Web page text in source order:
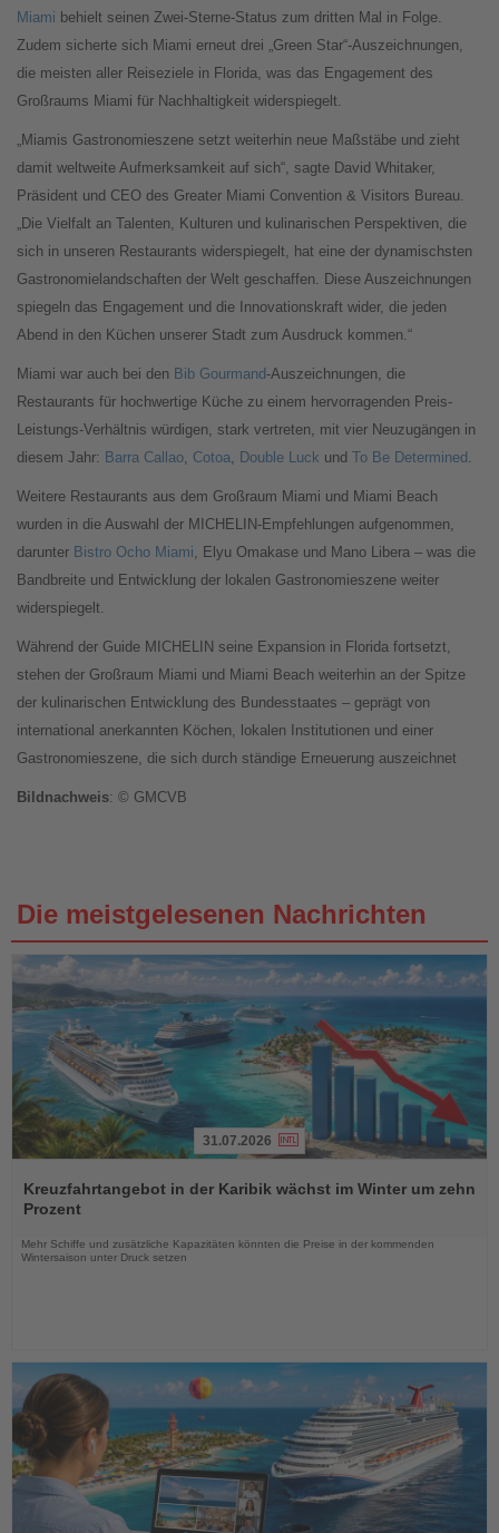
Miami behielt seinen Zwei-Sterne-Status zum dritten Mal in Folge.
Zudem sicherte sich Miami erneut drei „Green Star“-Auszeichnungen,
die meisten aller Reiseziele in Florida, was das Engagement des
Großraums Miami für Nachhaltigkeit widerspiegelt.
„Miamis Gastronomieszene setzt weiterhin neue Maßstäbe und zieht
damit weltweite Aufmerksamkeit auf sich“, sagte David Whitaker,
Präsident und CEO des Greater Miami Convention & Visitors Bureau.
„Die Vielfalt an Talenten, Kulturen und kulinarischen Perspektiven, die
sich in unseren Restaurants widerspiegelt, hat eine der dynamischsten
Gastronomielandschaften der Welt geschaffen. Diese Auszeichnungen
spiegeln das Engagement und die Innovationskraft wider, die jeden
Abend in den Küchen unserer Stadt zum Ausdruck kommen.“
Miami war auch bei den Bib Gourmand-Auszeichnungen, die
Restaurants für hochwertige Küche zu einem hervorragenden Preis-
Leistungs-Verhältnis würdigen, stark vertreten, mit vier Neuzugängen in
diesem Jahr: Barra Callao, Cotoa, Double Luck und To Be Determined .
Weitere Restaurants aus dem Großraum Miami und Miami Beach
wurden in die Auswahl der MICHELIN-Empfehlungen aufgenommen,
darunter Bistro Ocho Miami, Elyu Omakase und Mano Libera – was die
Bandbreite und Entwicklung der lokalen Gastronomieszene weiter
widerspiegelt.
Während der Guide MICHELIN seine Expansion in Florida fortsetzt,
stehen der Großraum Miami und Miami Beach weiterhin an der Spitze
der kulinarischen Entwicklung des Bundesstaates – geprägt von
international anerkannten Köchen, lokalen Institutionen und einer
Gastronomieszene, die sich durch ständige Erneuerung auszeichnet
Bildnachweis: © GMCVB
Die meistgelesenen Nachrichten
Sie
die
31.07.2026
Kreuzfahrtangebot in der Karibik wächst im Winter um zehn
Prozent
Mehr Schiffe und zusätzliche Kapazitäten könnten die Preise in der kommenden
Wintersaison unter Druck setzen